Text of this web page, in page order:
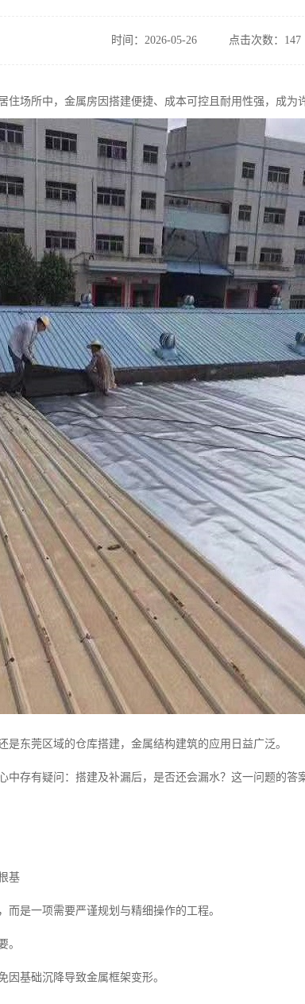
时间：2026-05-26 点击次数：147
住场所中，金属房因搭建便捷、成本可控且耐用性强，成为
是东莞区域的仓库搭建，金属结构建筑的应用日益广泛。
中存有疑问：搭建及补漏后，是否还会漏水？这一问题的
基
而是一项需要严谨规划与精细操作的工程。
。
因基础沉降导致金属框架变形。